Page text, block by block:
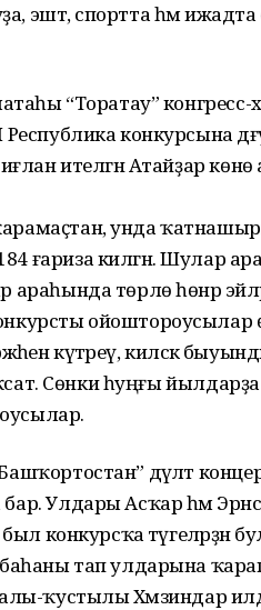
эштә, спортта һәм ижадта
“Торатау”
конкурсына
ителгән Атайҙар
унда
ғариза килгән. Шулар
төрлө һөнәр
күтәреү, киләсәк быуынды
Сөнки һуңғы
дәүләт
Улдары Асҡар һәм
конкурсҡа тәүгеләрҙән
тап улдарына
ҡустылы Хәмзиндар